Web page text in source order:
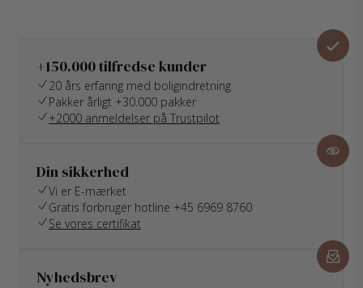
+150.000 tilfredse kunder
20 års erfaring med boligindretning
Pakker årligt +30.000 pakker
+2000 anmeldelser på Trustpilot
Din sikkerhed
Vi er E-mærket
Gratis forbruger hotline +45 6969 8760
Se vores certifikat
Nyhedsbrev